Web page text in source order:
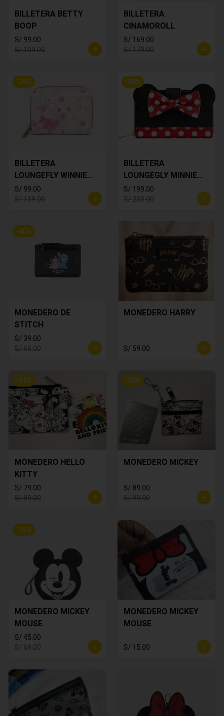
BILLETERA BETTY
BOOP
S/ 99.00
S/ 109.00
BILLETERA
CINAMOROLL
S/ 169.00
S/ 179.00
-38%
BILLETERA
LOUNGEFLY WINNIE
THE POOH
S/ 99.00
S/ 159.00
-20%
BILLETERA
LOUNGEGLY MINNIE
MOUSE
S/ 199.00
S/ 250.00
-40%
MONEDERO DE
STITCH
S/ 39.00
S/ 65.00
MONEDERO HARRY
S/ 59.00
-11 %
MONEDERO HELLO
KITTY
S/ 79.00
S/ 89.00
-10%
MONEDERO MICKEY
S/ 89.00
S/ 99.00
-35%
MONEDERO MICKEY
MOUSE
S/ 45.00
S/ 69.00
MONEDERO MICKEY
MOUSE
S/ 15.00